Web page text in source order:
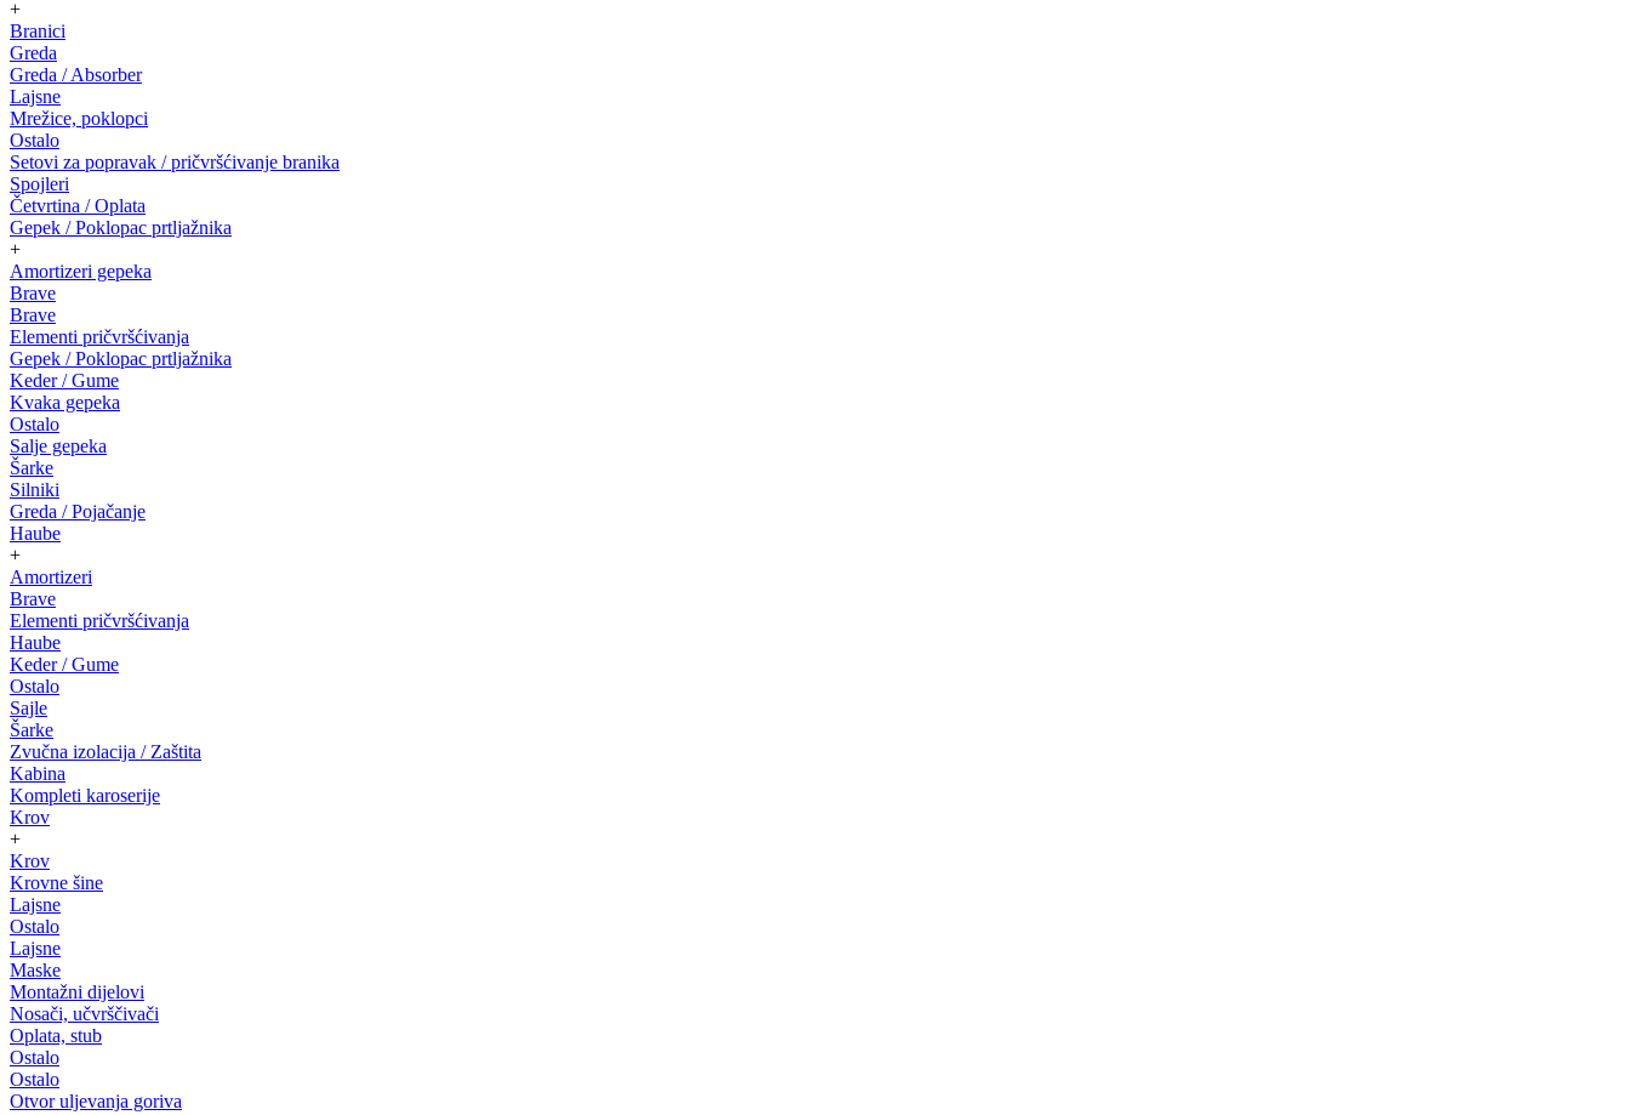
+
Branici
Greda
Greda / Absorber
Lajsne
Mrežice, poklopci
Ostalo
Setovi za popravak / pričvršćivanje branika
Spojleri
Četvrtina / Oplata
Gepek / Poklopac prtljažnika
+
Amortizeri gepeka
Brave
Brave
Elementi pričvršćivanja
Gepek / Poklopac prtljažnika
Keder / Gume
Kvaka gepeka
Ostalo
Salje gepeka
Šarke
Silniki
Greda / Pojačanje
Haube
+
Amortizeri
Brave
Elementi pričvršćivanja
Haube
Keder / Gume
Ostalo
Sajle
Šarke
Zvučna izolacija / Zaštita
Kabina
Kompleti karoserije
Krov
+
Krov
Krovne šine
Lajsne
Ostalo
Lajsne
Maske
Montažni dijelovi
Nosači, učvrščivači
Oplata, stub
Ostalo
Ostalo
Otvor uljevanja goriva